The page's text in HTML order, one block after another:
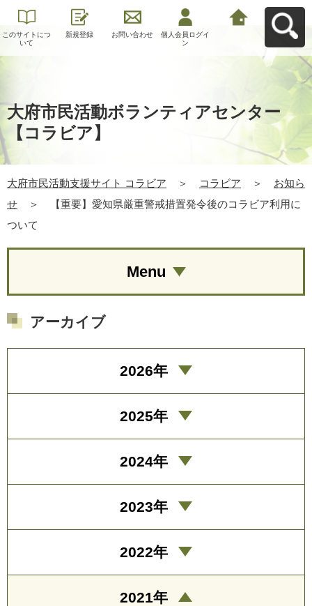
このサイトにつ
いて
新規登録 お問い合わせ
個人会員ログイ
ン
大府市民活動ボランティアセンター
【コラビア】
大府市民活動支援サイト コラビア ＞ コラビア ＞
お知ら
せ
＞
【重要】愛知県厳重警戒措置発令後のコラビア利用に
ついて
Menu
アーカイブ
2026年
2025年
2024年
2023年
2022年
2021年